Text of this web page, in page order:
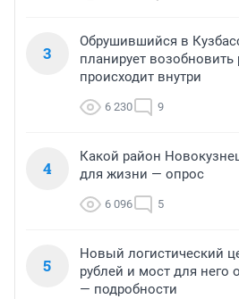
3
Обрушившийся в
планирует возобновить
происходит внутри
6 230 9
4
Какой район
для жизни — опрос
6 096 5
5
Новый логистический
рублей и мост для него
— подробности